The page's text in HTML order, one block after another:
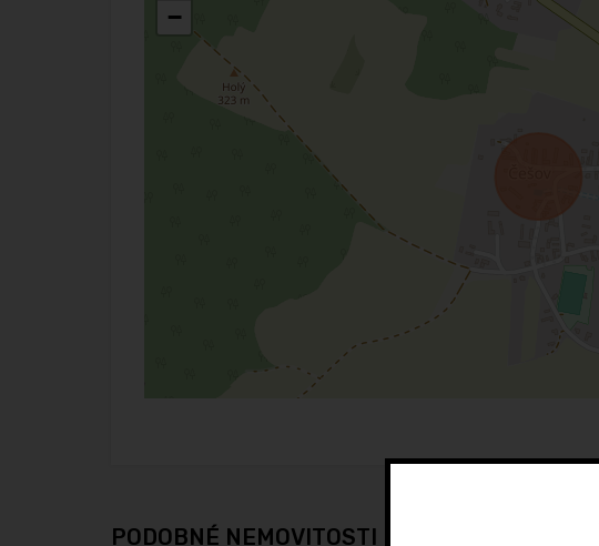
−
PODOBNÉ NEMOVITOSTI